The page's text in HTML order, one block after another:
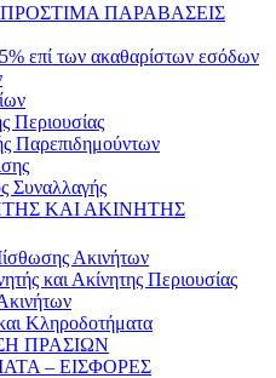
ΠΑΡΑΒΑΣΕΙΣ
επί των ακαθαρίστων εσόδων
Περιουσίας
Παρεπιδημούντων
Συναλλαγής
ΚΑΙ ΑΚΙΝΗΤΗΣ
Ακινήτων
και Ακίνητης Περιουσίας
Κληροδοτήματα
ΠΡΑΣΙΩΝ
– ΕΙΣΦΟΡΕΣ